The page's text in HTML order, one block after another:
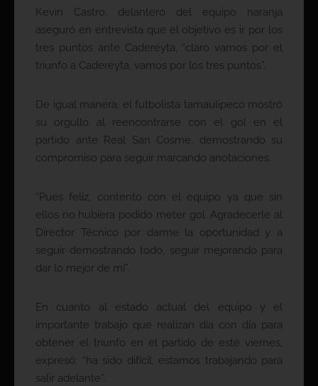
Kevin Castro, delantero del equipo naranja
aseguró en entrevista que el objetivo es ir por los
tres puntos ante Cadereyta, “claro vamos por el
triunfo a Cadereyta, vamos por los tres puntos”.
De igual manera, el futbolista tamaulipeco mostró
su orgullo al reencontrarse con el gol en el
partido ante Real San Cosme, demostrando su
compromiso para seguir marcando anotaciones.
“Pues feliz, contento con el equipo ya que sin
ellos no hubiera podido meter gol. Agradecerle al
Director Técnico por darme la oportunidad y a
seguir demostrando todo, seguir mejorando para
dar lo mejor de mí”.
En cuanto al estado actual del equipo y el
importante trabajo que realizan día con día para
obtener el triunfo en el partido de este viernes,
expresó: “ha sido difícil, estamos trabajando para
salir adelante”.